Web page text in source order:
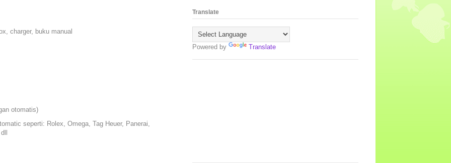
charger, buku manual
otomatis)
seperti: Rolex, Omega, Tag Heuer, Panerai,
Translate
Powered by Translate